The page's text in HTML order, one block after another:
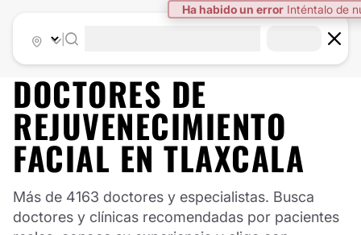
Ha habido un error Inténtalo de
DOCTORES DE
REJUVENECIMIENTO
FACIAL EN TLAXCALA
Más de 4163 doctores y especialistas. Busca
doctores y clínicas recomendadas por pacientes